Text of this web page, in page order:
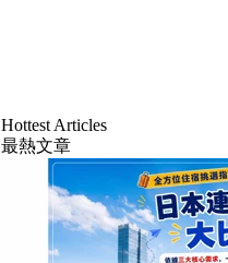
Hottest Articles
最熱文章